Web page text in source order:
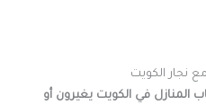
نجار الكويت
70% من أصحاب المنازل في الكويت يغيرون أو